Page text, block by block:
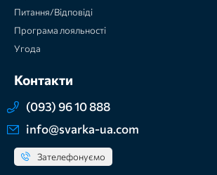
Питання/Відповіді
Програма лояльності
Угода
Контакти
(093) 96 10 888
info@svarka-ua.com
Зателефонуємо